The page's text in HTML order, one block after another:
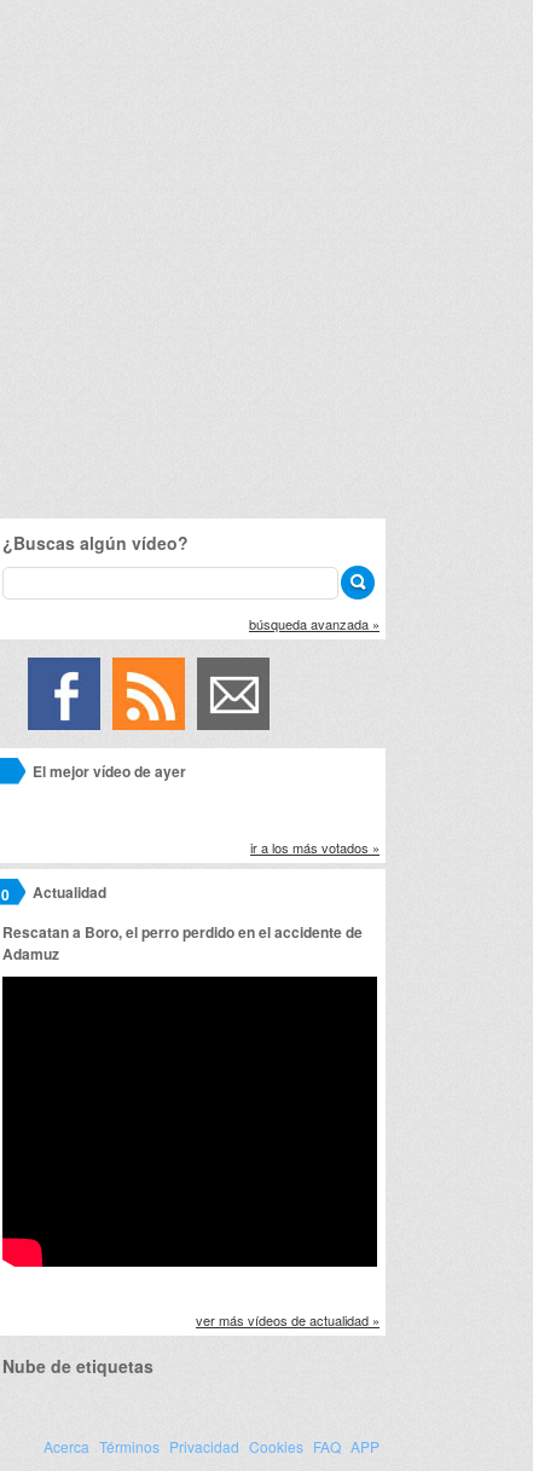
¿Buscas algún vídeo?
búsqueda avanzada »
El mejor vídeo de ayer
ir a los más votados »
Actualidad
0
Rescatan a Boro, el perro perdido en el accidente de
Adamuz
ver más vídeos de actualidad »
Nube de etiquetas
Acerca Términos Privacidad Cookies FAQ APP